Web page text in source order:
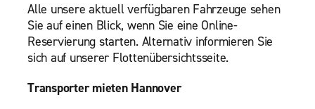
Alle unsere aktuell verfügbaren Fahrzeuge sehen
Sie auf einen Blick, wenn Sie eine Online-
Reservierung starten. Alternativ informieren Sie
sich auf unserer Flottenübersichtsseite.
Transporter mieten Hannover